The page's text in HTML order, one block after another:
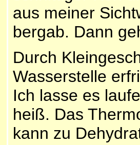
aus meiner
bergab. Dann
Durch
Wasserstelle
Ich lasse es
heiß. Das
kann zu